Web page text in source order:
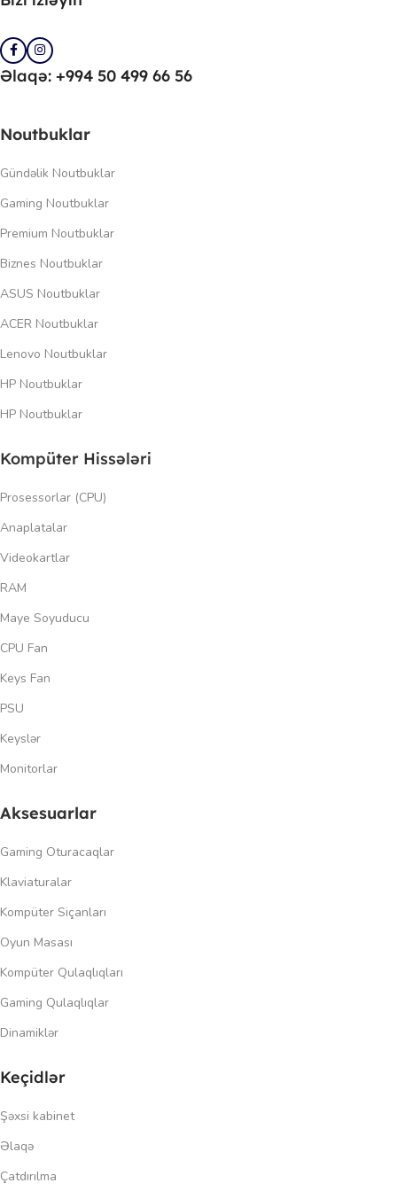
Əlaqə: +994 50 499 66 56
Noutbuklar
Gündəlik Noutbuklar
Gaming Noutbuklar
Premium Noutbuklar
Biznes Noutbuklar
ASUS Noutbuklar
ACER Noutbuklar
Lenovo Noutbuklar
HP Noutbuklar
HP Noutbuklar
Kompüter Hissələri
Prosessorlar (CPU)
Anaplatalar
Videokartlar
RAM
Maye Soyuducu
CPU Fan
Keys Fan
PSU
Keyslər
Monitorlar
Aksesuarlar
Gaming Oturacaqlar
Klaviaturalar
Kompüter Siçanları
Oyun Masası
Kompüter Qulaqlıqları
Gaming Qulaqlıqlar
Dinamiklər
Keçidlər
Şəxsi kabinet
Əlaqə
Çatdırılma